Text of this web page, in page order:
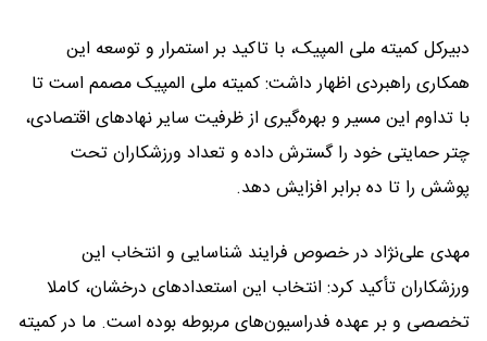
دبیرکل کمیته ملی المپیک، با تاکید بر استمرار و توسعه این
همکاری راهبردی اظهار داشت: کمیته ملی المپیک مصمم است تا
با تداوم این مسیر و بهره‌گیری از ظرفیت سایر نهادهای اقتصادی،
چتر حمایتی خود را گسترش داده و تعداد ورزشکاران تحت
پوشش را تا ده برابر افزایش دهد.
مهدی علی‌نژاد در خصوص فرایند شناسایی و انتخاب این
ورزشکاران تأکید کرد: انتخاب این استعدادهای درخشان، کاملا
تخصصی و بر عهده فدراسیون‌های مربوطه بوده است. ما در کمیته